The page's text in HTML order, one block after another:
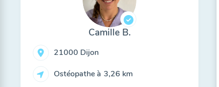
Camille B.
21000 Dijon
Ostéopathe à 3,26 km